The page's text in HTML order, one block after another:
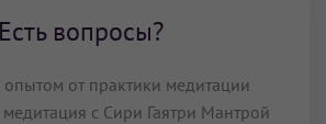
Есть вопросы?
опытом от практики медитации
с Сири Гаятри Мантрой